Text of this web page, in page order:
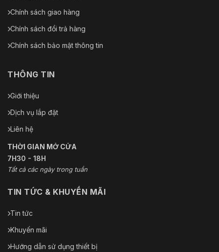
Chính sách giao hàng
Chính sách đổi trả hàng
Chính sách bảo mật thông tin
THÔNG TIN
Giới thiệu
Dịch vụ lắp đặt
Liên hệ
THỜI GIAN MỞ CỬA
7H30 - 18H
Tất cả các ngày trong tuần
TIN TỨC & KHUYẾN MÃI
Tin tức
Khuyến mãi
Hướng dẫn sử dụng thiết bị